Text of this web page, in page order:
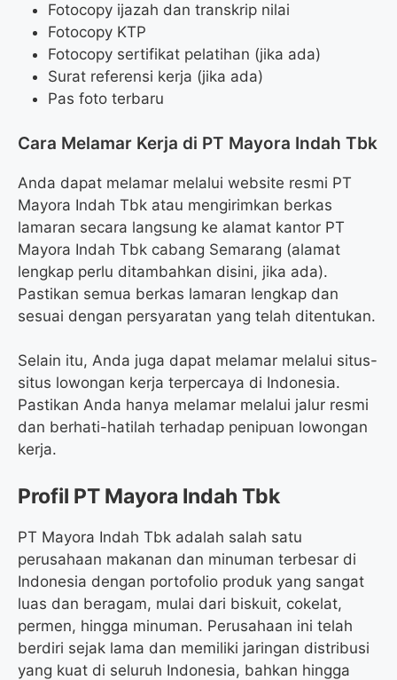
Fotocopy ijazah dan transkrip nilai
Fotocopy KTP
Fotocopy sertifikat pelatihan (jika ada)
Surat referensi kerja (jika ada)
Pas foto terbaru
Cara Melamar Kerja di PT Mayora Indah Tbk
Anda dapat melamar melalui website resmi PT
Mayora Indah Tbk atau mengirimkan berkas
lamaran secara langsung ke alamat kantor PT
Mayora Indah Tbk cabang Semarang (alamat
lengkap perlu ditambahkan disini, jika ada).
Pastikan semua berkas lamaran lengkap dan
sesuai dengan persyaratan yang telah ditentukan.
Selain itu, Anda juga dapat melamar melalui situs-
situs lowongan kerja terpercaya di Indonesia.
Pastikan Anda hanya melamar melalui jalur resmi
dan berhati-hatilah terhadap penipuan lowongan
kerja.
Profil PT Mayora Indah Tbk
PT Mayora Indah Tbk adalah salah satu
perusahaan makanan dan minuman terbesar di
Indonesia dengan portofolio produk yang sangat
luas dan beragam, mulai dari biskuit, cokelat,
permen, hingga minuman. Perusahaan ini telah
berdiri sejak lama dan memiliki jaringan distribusi
yang kuat di seluruh Indonesia, bahkan hingga